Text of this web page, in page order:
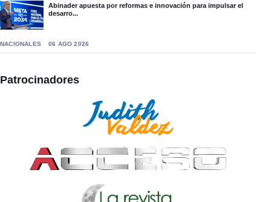
Abinader apuesta por reformas e innovación para impulsar el
desarro...
NACIONALES 06 AGO 2026
Patrocinadores